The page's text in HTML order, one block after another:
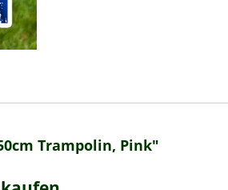
Trampolin, Pink"